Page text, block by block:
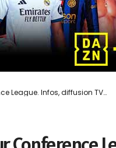
League. Infos, diffusion TV…